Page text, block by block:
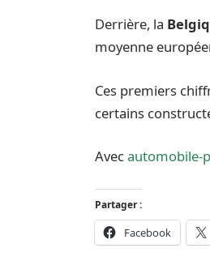
Derrière, la
moyenne
Ces premiers
certains
Avecautomobile-
Partager :
Facebook